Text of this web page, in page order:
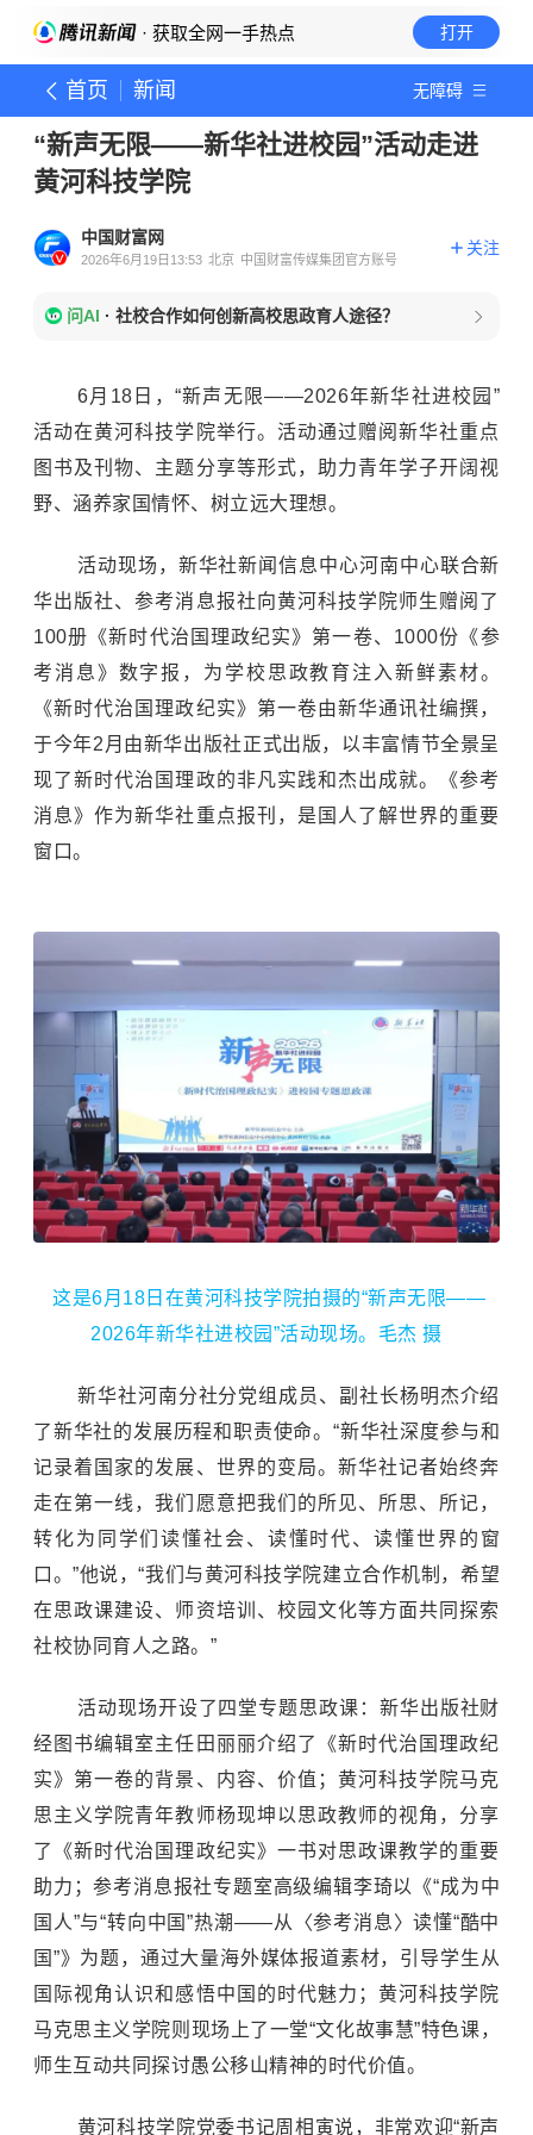
· 获取全网一手热点 打开
首页 新闻 无障碍
“新声无限——新华社进校园”活动走进
黄河科技学院
中国财富网
2026年6月19日13:53 北京 中国财富传媒集团官方账号
关注
问AI · 社校合作如何创新高校思政育人途径？
6月18日，“新声无限——2026年新华社进校园”
活动在黄河科技学院举行。活动通过赠阅新华社重点
图书及刊物、主题分享等形式，助力青年学子开阔视
野、涵养家国情怀、树立远大理想。
活动现场，新华社新闻信息中心河南中心联合新
华出版社、参考消息报社向黄河科技学院师生赠阅了
100册《新时代治国理政纪实》第一卷、1000份《参
考消息》数字报，为学校思政教育注入新鲜素材。
《新时代治国理政纪实》第一卷由新华通讯社编撰，
于今年2月由新华出版社正式出版，以丰富情节全景呈
现了新时代治国理政的非凡实践和杰出成就。《参考
消息》作为新华社重点报刊，是国人了解世界的重要
窗口。
这是6月18日在黄河科技学院拍摄的“新声无限——
2026年新华社进校园”活动现场。毛杰 摄
新华社河南分社分党组成员、副社长杨明杰介绍
了新华社的发展历程和职责使命。“新华社深度参与和
记录着国家的发展、世界的变局。新华社记者始终奔
走在第一线，我们愿意把我们的所见、所思、所记，
转化为同学们读懂社会、读懂时代、读懂世界的窗
口。”他说，“我们与黄河科技学院建立合作机制，希望
在思政课建设、师资培训、校园文化等方面共同探索
社校协同育人之路。”
活动现场开设了四堂专题思政课：新华出版社财
经图书编辑室主任田丽丽介绍了《新时代治国理政纪
实》第一卷的背景、内容、价值；黄河科技学院马克
思主义学院青年教师杨现坤以思政教师的视角，分享
了《新时代治国理政纪实》一书对思政课教学的重要
助力；参考消息报社专题室高级编辑李琦以《“成为中
国人”与“转向中国”热潮——从〈参考消息〉读懂“酷中
国”》为题，通过大量海外媒体报道素材，引导学生从
国际视角认识和感悟中国的时代魅力；黄河科技学院
马克思主义学院则现场上了一堂“文化故事慧”特色课，
师生互动共同探讨愚公移山精神的时代价值。
黄河科技学院党委书记周相寅说，非常欢迎“新声